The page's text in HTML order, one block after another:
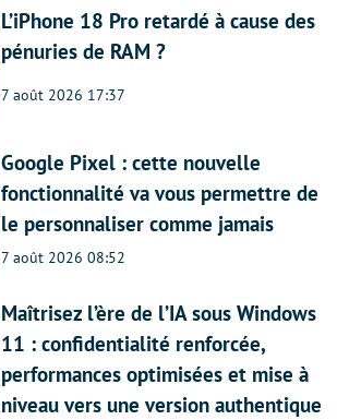
L’iPhone 18 Pro retardé à cause des
pénuries de RAM ?
7 août 2026 17:37
Google Pixel : cette nouvelle
fonctionnalité va vous permettre de
le personnaliser comme jamais
7 août 2026 08:52
Maîtrisez l’ère de l’IA sous Windows
11 : confidentialité renforcée,
performances optimisées et mise à
niveau vers une version authentique